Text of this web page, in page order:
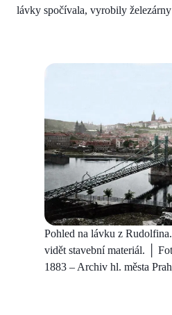
lávky spočívala, vyrobily
Pohled na lávku z
vidět stavební materiál. │
1883 – Archiv hl. města